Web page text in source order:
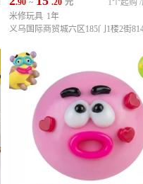
.90 ~ .20 元 1个起购 /
米修玩具 1年
义乌国际商贸城六区185门1楼2街